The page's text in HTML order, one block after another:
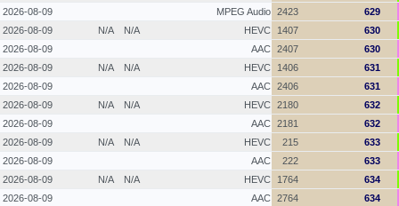
629
2423
MPEG Audio
2026-08-09
630
1407
HEVC
N/A
N/A
2026-08-09
630
2407
AAC
2026-08-09
631
1406
HEVC
N/A
N/A
2026-08-09
631
2406
AAC
2026-08-09
632
2180
HEVC
N/A
N/A
2026-08-09
632
2181
AAC
2026-08-09
633
215
HEVC
N/A
N/A
2026-08-09
633
222
AAC
2026-08-09
634
1764
HEVC
N/A
N/A
2026-08-09
634
2764
AAC
2026-08-09